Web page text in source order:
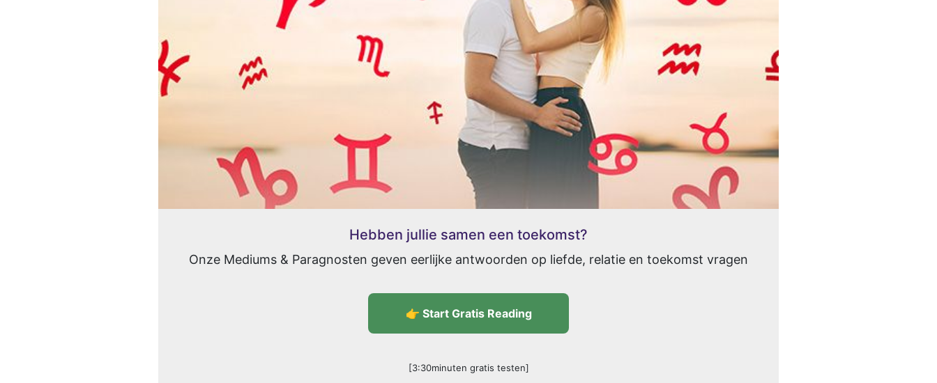
Hebben jullie samen een toekomst?
Onze Mediums & Paragnosten geven eerlijke antwoorden op liefde, relatie en toekomst vragen
👉 Start Gratis Reading
[3:30minuten gratis testen]